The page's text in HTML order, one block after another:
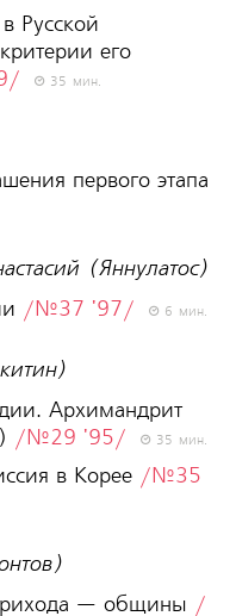
Русской
его
35 мин.
первого этапа
(Яннулатос)
/№37 '97/ 6 мин.
Архимандрит
/№29 '95/ 35 мин.
в Корее /№35
— общины /